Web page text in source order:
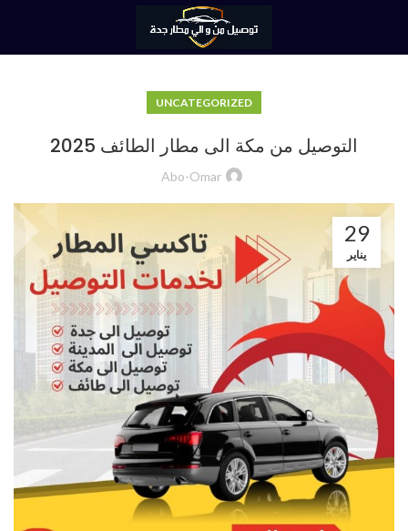
UNCATEGORIZED
التوصيل من مكة الى مطار الطائف 2025
Abo-Omar
29
يناير